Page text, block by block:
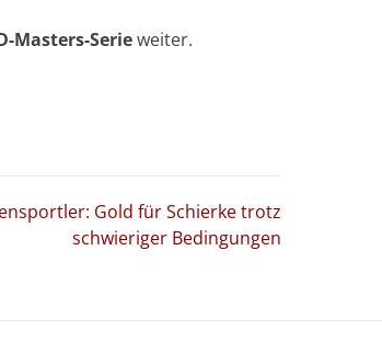
Masters-Serieweiter.
Gold für Schierke trotz
schwieriger Bedingungen